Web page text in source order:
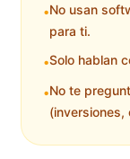
•No usan
para ti.
•Solo hablan
•No te
(inversiones,